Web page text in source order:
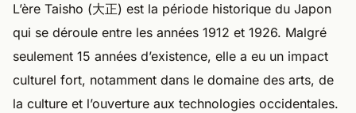
L’ère Taisho (大正) est la période historique du Japon
qui se déroule entre les années 1912 et 1926. Malgré
seulement 15 années d’existence, elle a eu un impact
culturel fort, notamment dans le domaine des arts, de
la culture et l’ouverture aux technologies occidentales.